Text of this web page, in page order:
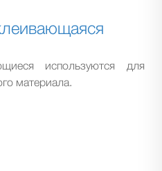
используются для
материала.